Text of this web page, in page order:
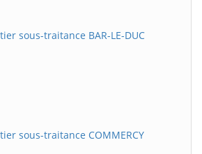
sous-traitance BAR-LE-DUC
sous-traitance COMMERCY